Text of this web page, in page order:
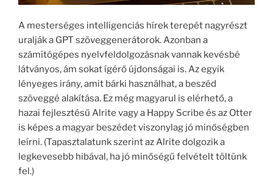
A mesterséges intelligenciás hírek terepét nagyrészt
uralják a GPT szöveggenerátorok. Azonban a
számítógépes nyelvfeldolgozásnak vannak kevésbé
látványos, ám sokat ígérő újdonságai is. Az egyik
lényeges irány, amit bárki használhat, a beszéd
szöveggé alakítása. Ez még magyarul is elérhető, a
hazai fejlesztésű Alrite vagy a Happy Scribe és az Otter
is képes a magyar beszédet viszonylag jó minőségben
leírni. (Tapasztalatunk szerint az Alrite dolgozik a
legkevesebb hibával, ha jó minőségű felvételt töltünk
fel.)